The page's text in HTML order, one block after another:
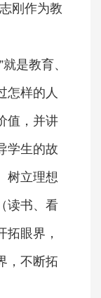
刚作为教
是教育、
怎样的人
值，并讲
学生的故
树立理想
读书、看
拓眼界，
，不断拓